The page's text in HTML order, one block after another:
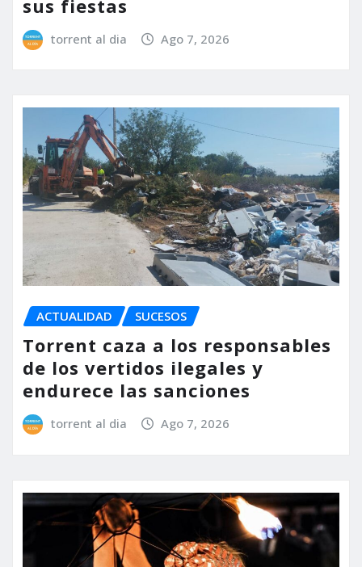
sus fiestas
torrent al dia Ago 7, 2026
ACTUALIDAD SUCESOS
Torrent caza a los responsables
de los vertidos ilegales y
endurece las sanciones
torrent al dia Ago 7, 2026